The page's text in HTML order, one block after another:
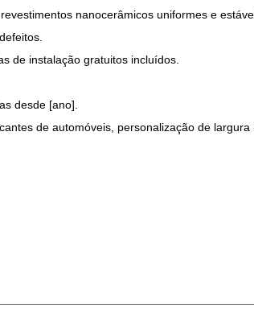
nanocerâmicos uniformes e
de instalação gratuitos incluídos.
desde [ano].
de automóveis, personalização de